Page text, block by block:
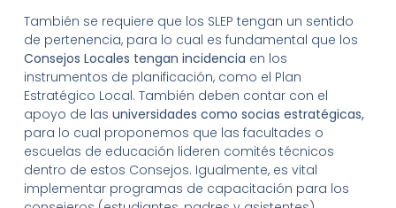
También se requiere que los SLEP tengan un sentido
de pertenencia, para lo cual es fundamental que los
Consejos Locales tengan incidencia en los
instrumentos de planificación, como el Plan
Estratégico Local. También deben contar con el
apoyo de las universidades como socias estratégicas,
para lo cual proponemos que las facultades o
escuelas de educación lideren comités técnicos
dentro de estos Consejos. Igualmente, es vital
implementar programas de capacitación para los